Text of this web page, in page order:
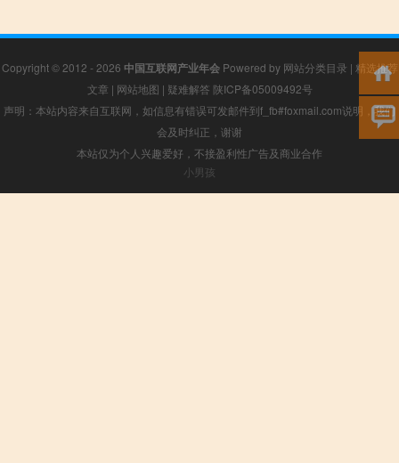
Copyright © 2012 - 2026 中国互联网产业年会Powered by 网站分类目录 | 精选推荐
文章 | 网站地图 | 疑难解答 陕ICP备05009492号
声明：本站内容来自互联网，如信息有错误可发邮件到f_fb#foxmail.com说明，我们
会及时纠正，谢谢
本站仅为个人兴趣爱好，不接盈利性广告及商业合作
小男孩